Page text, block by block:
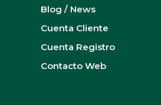
Blog / News
Cuenta Cliente
Cuenta Registro
Contacto Web